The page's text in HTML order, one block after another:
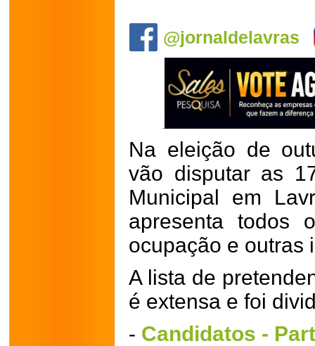
@jornaldelavras
Na eleição de
vão disputar as
Municipal em
apresenta todos
ocupação e outras
A lista de
é extensa e foi
- Candidatos -